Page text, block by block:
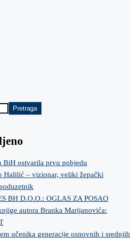
Pretraga
ostvarila prvu pobjedu
Halilić – vizionar, veliki žepački
BH D.O.O.: OGLAS ZA POSAO
autora Branka Marijanovića:
učenika generacije osnovnih i srednjih